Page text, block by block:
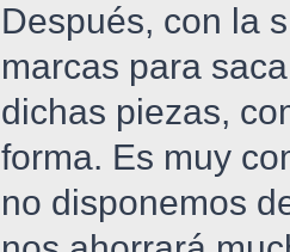
Después, con la
marcas para
dichas piezas,
forma. Es muy
no disponemos